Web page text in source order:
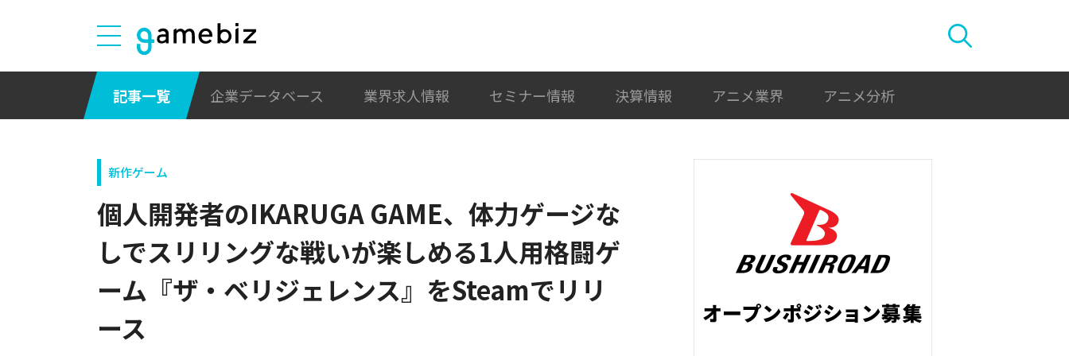
記事一覧 企業データベース 業界求人情報 セミナー情報 決算情報 アニメ業界 アニメ分析
新作ゲーム
個人開発者のIKARUGA GAME、体力ゲージな
しでスリリングな戦いが楽しめる1人用格闘ゲ
ーム『ザ・ベリジェレンス』をSteamでリリ
ース